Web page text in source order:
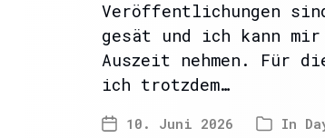
Veröffentlichungen
gesät und ich kann mir
Auszeit nehmen. Für
ich trotzdem…
10. Juni 2026 In